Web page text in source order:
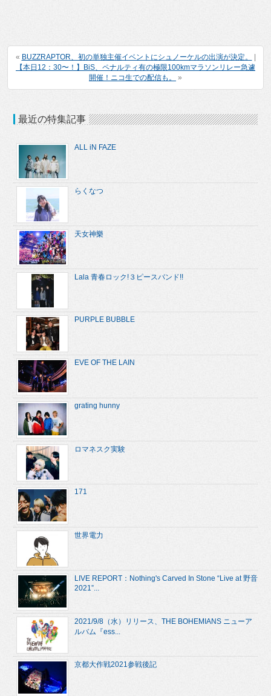
« BUZZRAPTOR、初の単独主催イベントにシュノーケルの出演が決定。
|
【本日12：30〜！】BiS、ペナルティ有の極限100kmマラソンリレー急遽
開催！ニコ生での配信も。
»
最近の特集記事
ALL iN FAZE
らくなつ
天女神樂
Lala 青春ロック!３ピースバンド!!
PURPLE BUBBLE
EVE OF THE LAIN
grating hunny
ロマネスク実験
171
世界電力
LIVE REPORT：Nothing's Carved In Stone “Live at 野音
2021”...
2021/9/8（水）リリース、THE BOHEMIANS ニューア
ルバム『ess...
京都大作戦2021参戦後記